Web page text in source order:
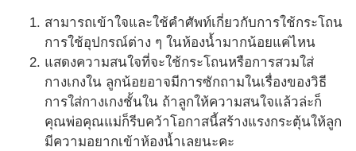
สามารถเข้าใจและใช้คำศัพท์เกี่ยวกับการใช้กระโถน
การใช้อุปกรณ์ต่าง ๆ ในห้องน้ำมากน้อยแค่ไหน
แสดงความสนใจที่จะใช้กระโถนหรือการสวมใส่
กางเกงใน ลูกน้อยอาจมีการซักถามในเรื่องของวิธี
การใส่กางเกงชั้นใน ถ้าลูกให้ความสนใจแล้วล่ะก็
คุณพ่อคุณแม่ก็รีบคว้าโอกาสนี้สร้างแรงกระตุ้นให้ลูก
มีความอยากเข้าห้องน้ำเลยนะคะ